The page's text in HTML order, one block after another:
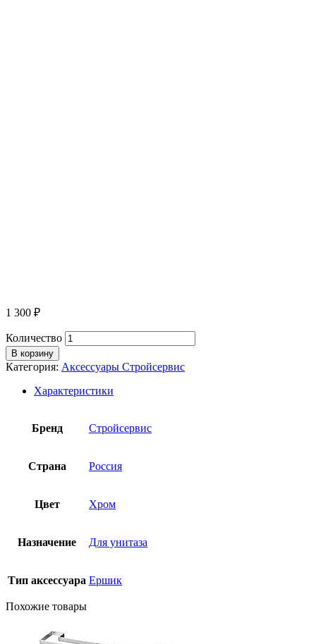
1 300 ₽
Количество
В корзину
Категория: Аксессуары Стройсервис
Характеристики
Бренд Стройсервис
Страна Россия
Цвет Хром
Назначение Для унитаза
Тип аксессуара Ершик
Похожие товары